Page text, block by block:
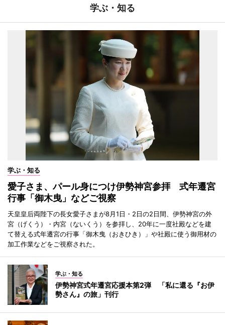
学ぶ・知る
学ぶ・知る
愛子さま、パール身につけ伊勢神宮参拝 式年遷宮
行事「御木曳」などご視察
天皇皇后両陛下の長女愛子さまが8月1日・2日の2日間、伊勢神宮の外
宮（げくう）・内宮（ないくう）を参拝し、20年に一度社殿などを建
て替える式年遷宮の行事「御木曳（おきひき）」や社殿に使う御用材の
加工作業などをご視察された。
学ぶ・知る
伊勢神宮式年遷宮応援本第2弾 「私に還る『お伊
勢さん』の旅」刊行